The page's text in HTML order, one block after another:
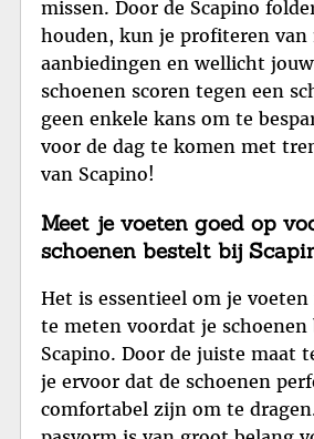
missen. Door de Scapino
houden, kun je profiteren van
aanbiedingen en wellicht
schoenen scoren tegen een
geen enkele kans om te
voor de dag te komen met
van Scapino!
Meet je voeten goed op
schoenen bestelt bij
Het is essentieel om je
te meten voordat je
Scapino. Door de juiste maat
je ervoor dat de schoenen
comfortabel zijn om te